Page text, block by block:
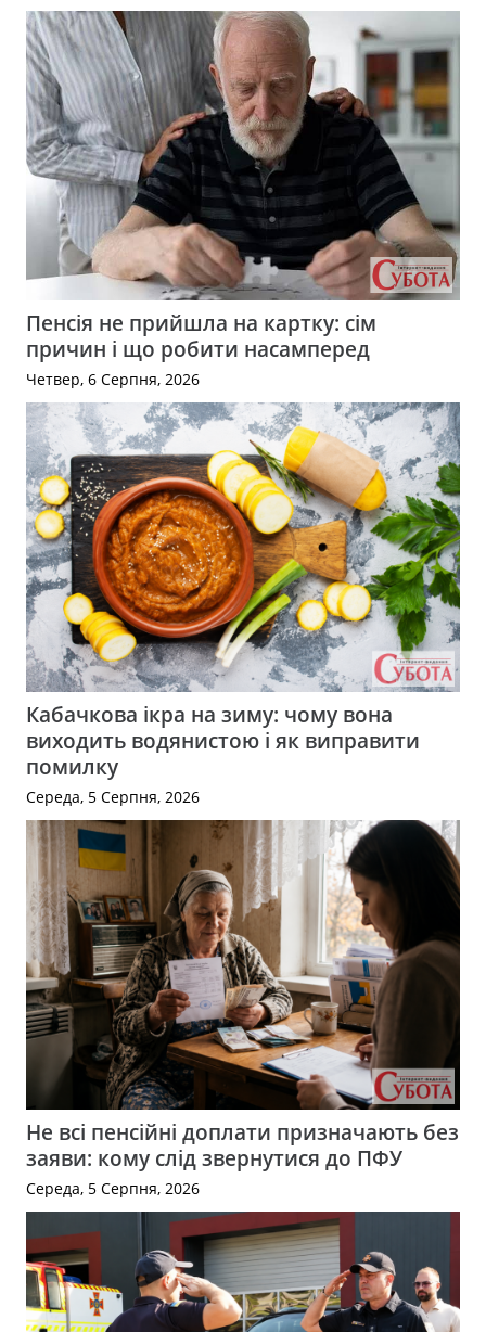
Пенсія не прийшла на картку: сім
причин і що робити насамперед
Четвер, 6 Серпня, 2026
Кабачкова ікра на зиму: чому вона
виходить водянистою і як виправити
помилку
Середа, 5 Серпня, 2026
Не всі пенсійні доплати призначають без
заяви: кому слід звернутися до ПФУ
Середа, 5 Серпня, 2026